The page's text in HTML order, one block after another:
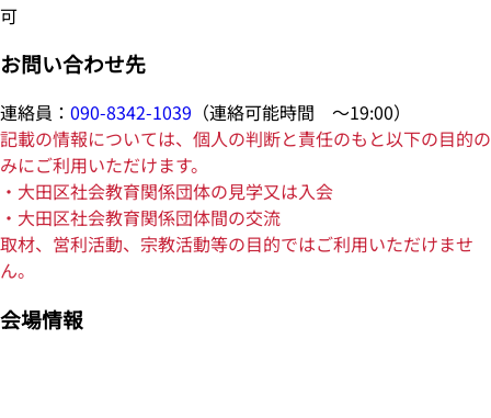
可
お問い合わせ先
連絡員： 090-8342-1039 （連絡可能時間 ～19:00）
記載の情報については、個人の判断と責任のもと以下の目的の
みにご利用いただけます。
・大田区社会教育関係団体の見学又は入会
・大田区社会教育関係団体間の交流
取材、営利活動、宗教活動等の目的ではご利用いただけませ
ん。
会場情報